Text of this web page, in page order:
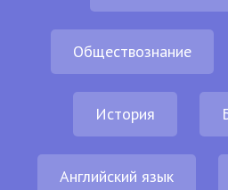
Обществознание
История
Английский язык